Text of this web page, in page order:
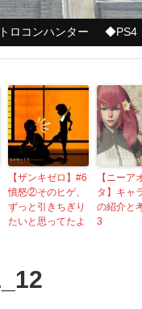
トロコンハンター ◆PS4
【ザンキゼロ】#6
憤怒②そのヒゲ、
ずっと引きちぎり
たいと思ってたよ
【ニーア
タ】キャ
の紹介と
3